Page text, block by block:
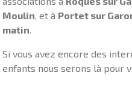
Moulin , et à Portet sur
matin
Si vous avez encore des
enfants nous serons là pour